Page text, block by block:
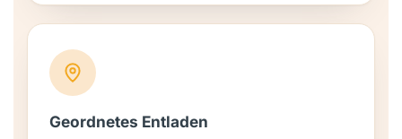
Geordnetes Entladen